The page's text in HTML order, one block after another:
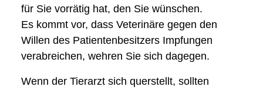
für Sie vorrätig hat, den Sie wünschen.
Es kommt vor, dass Veterinäre gegen den
Willen des Patientenbesitzers Impfungen
verabreichen, wehren Sie sich dagegen.
Wenn der Tierarzt sich querstellt, sollten